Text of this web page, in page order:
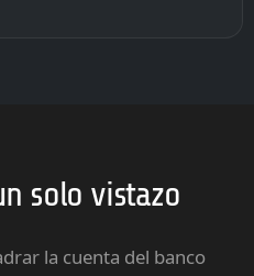
solo vistazo
la cuenta del banco